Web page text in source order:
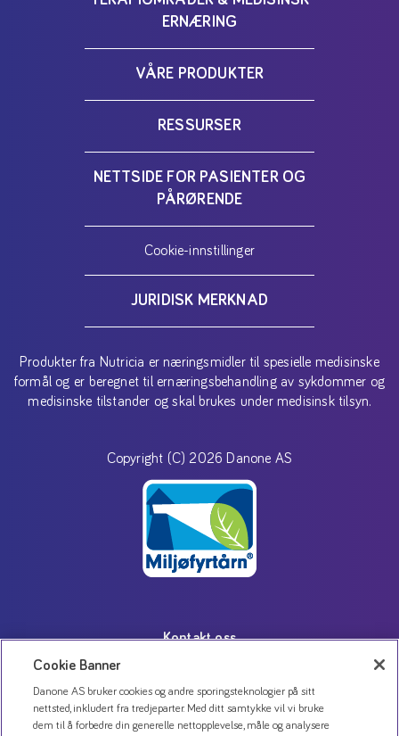
ERNÆRING
VÅRE PRODUKTER
RESSURSER
NETTSIDE FOR PASIENTER OG
PÅRØRENDE
Cookie-innstillinger
JURIDISK MERKNAD
Produkter fra Nutricia er næringsmidler til spesielle medisinske
formål og er beregnet til ernæringsbehandling av sykdommer og
medisinske tilstander og skal brukes under medisinsk tilsyn.
Copyright (C) 2026 Danone AS
Kontakt oss
Bruk av informasjonskapsler
Åpenhetsloven
Cookie Banner
Danone AS bruker cookies og andre sporingsteknologier på sitt
nettsted, inkludert fra tredjeparter. Med ditt samtykke vil vi bruke
dem til å forbedre din generelle nettopplevelse, måle og analysere